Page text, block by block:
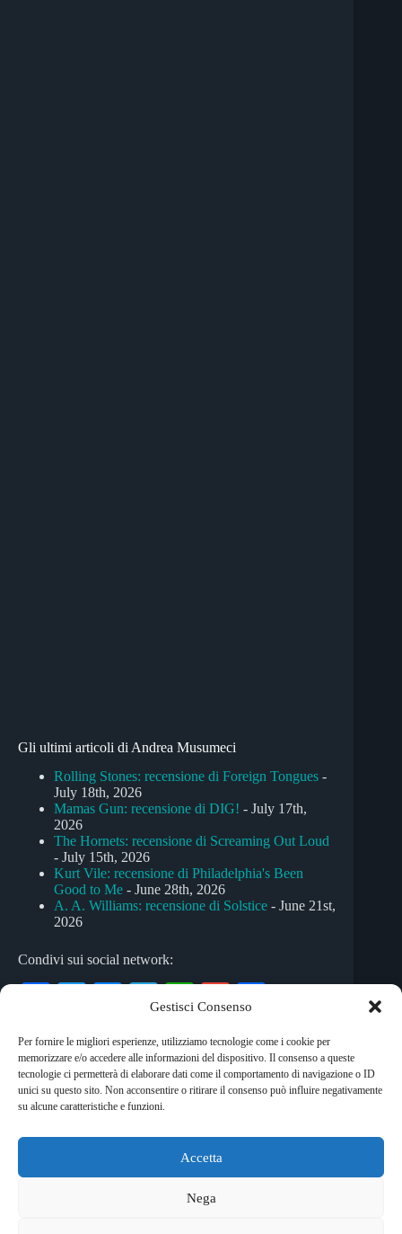
Gestisci Consenso
Per fornire le migliori esperienze, utilizziamo tecnologie come i cookie per
memorizzare e/o accedere alle informazioni del dispositivo. Il consenso a queste
tecnologie ci permetterà di elaborare dati come il comportamento di navigazione o ID
unici su questo sito. Non acconsentire o ritirare il consenso può influire negativamente
su alcune caratteristiche e funzioni.
Accetta
Nega
Gli ultimi articoli di Andrea Musumeci
Rolling Stones: recensione di Foreign Tongues -
July 18th, 2026
Mamas Gun: recensione di DIG! - July 17th,
2026
The Hornets: recensione di Screaming Out Loud
- July 15th, 2026
Kurt Vile: recensione di Philadelphia's Been
Good to Me - June 28th, 2026
A. A. Williams: recensione di Solstice - June 21st,
2026
Condivi sui social network:
bo
ok
tte
r
se
ng
er
Te
gr
a
m
W
ts
A
G
ail di
vi
Tag
#canzone d'autore #disco funk #synth pop
Copyright © 2026 RockShock - © Massimo Garofalo. C.F.
GRFMSM65R24A662Q. Qualsiasi tipo di riproduzione è
vietata se non preventivamente autorizzata. RockShock non